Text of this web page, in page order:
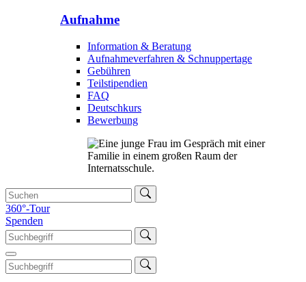
Aufnahme
Information & Beratung
Aufnahmeverfahren & Schnuppertage
Gebühren
Teilstipendien
FAQ
Deutschkurs
Bewerbung
360°-Tour
Spenden